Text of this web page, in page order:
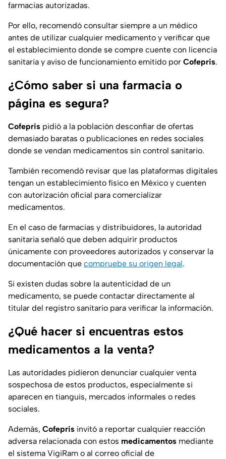
farmacias autorizadas.
Por ello, recomendó consultar siempre a un médico
antes de utilizar cualquier medicamento y verificar que
el establecimiento donde se compre cuente con licencia
sanitaria y aviso de funcionamiento emitido por Cofepris.
¿Cómo saber si una farmacia o
página es segura?
Cofepris pidió a la población desconfiar de ofertas
demasiado baratas o publicaciones en redes sociales
donde se vendan medicamentos sin control sanitario.
También recomendó revisar que las plataformas digitales
tengan un establecimiento físico en México y cuenten
con autorización oficial para comercializar
medicamentos.
En el caso de farmacias y distribuidores, la autoridad
sanitaria señaló que deben adquirir productos
únicamente con proveedores autorizados y conservar la
documentación que compruebe su origen legal.
Si existen dudas sobre la autenticidad de un
medicamento, se puede contactar directamente al
titular del registro sanitario para verificar la información.
¿Qué hacer si encuentras estos
medicamentos a la venta?
Las autoridades pidieron denunciar cualquier venta
sospechosa de estos productos, especialmente si
aparecen en tianguis, mercados informales o redes
sociales.
Además, Cofepris invitó a reportar cualquier reacción
adversa relacionada con estos medicamentos mediante
el sistema VigiRam o al correo oficial de